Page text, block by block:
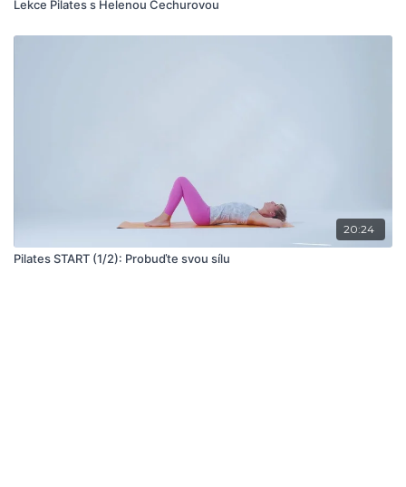
Lekce Pilates s Helenou Čechurovou
20:24
Pilates START (1/2): Probuďte svou sílu